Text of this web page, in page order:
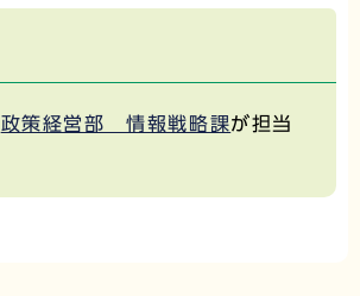
政策経営部 情報戦略課が担当